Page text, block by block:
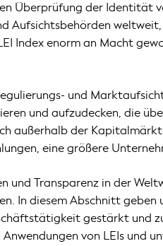
Überprüfung der Identität
Aufsichtsbehörden
Index enorm an Macht
und
und aufzudecken, die
außerhalb der
eine größere
Transparenz in der
In diesem Abschnitt geben
gestärkt und
von LEIs und